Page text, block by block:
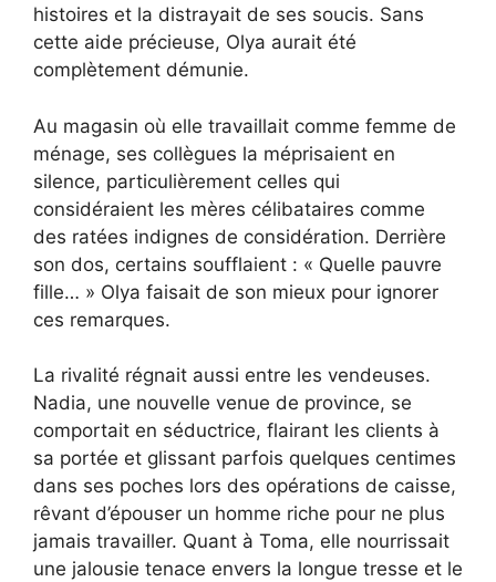
histoires et la distrayait de ses soucis. Sans
cette aide précieuse, Olya aurait été
complètement démunie.
Au magasin où elle travaillait comme femme de
ménage, ses collègues la méprisaient en
silence, particulièrement celles qui
considéraient les mères célibataires comme
des ratées indignes de considération. Derrière
son dos, certains soufflaient : « Quelle pauvre
fille… » Olya faisait de son mieux pour ignorer
ces remarques.
La rivalité régnait aussi entre les vendeuses.
Nadia, une nouvelle venue de province, se
comportait en séductrice, flairant les clients à
sa portée et glissant parfois quelques centimes
dans ses poches lors des opérations de caisse,
rêvant d’épouser un homme riche pour ne plus
jamais travailler. Quant à Toma, elle nourrissait
une jalousie tenace envers la longue tresse et le